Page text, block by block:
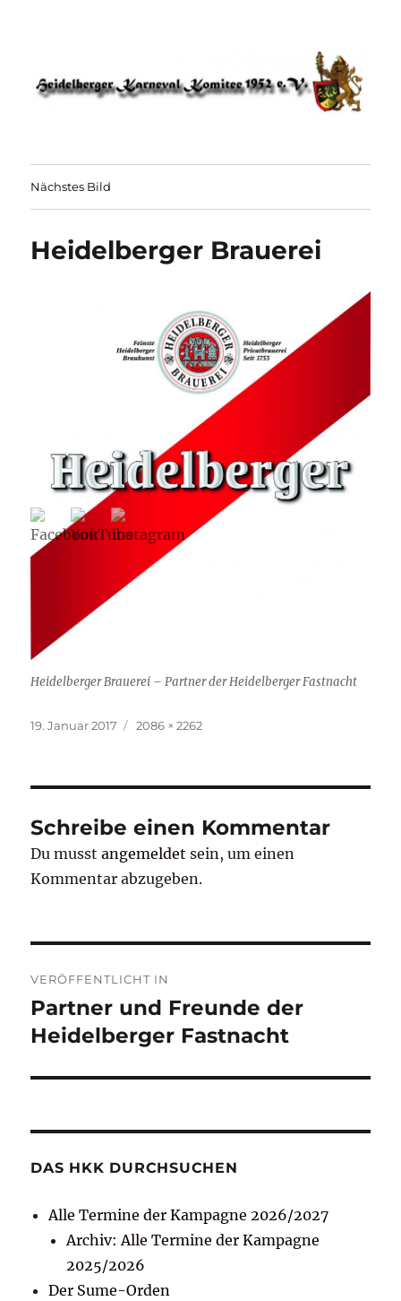
HKK 1952 – Heidelberger Karneval
Komitee
Nächstes Bild
Heidelberger Brauerei
Heidelberger Brauerei – Partner der Heidelberger Fastnacht
Veröffentlicht
19. Januar 2017 Originalgröße
2086 × 2262
Schreibe einen Kommentar
Du musstangemeldet sein, um einen
Kommentar abzugeben.
VERÖFFENTLICHT IN
Partner und Freunde der
Heidelberger Fastnacht
DAS HKK DURCHSUCHEN
Alle Termine der Kampagne 2026/2027
Archiv: Alle Termine der Kampagne
2025/2026
Der Sume-Orden